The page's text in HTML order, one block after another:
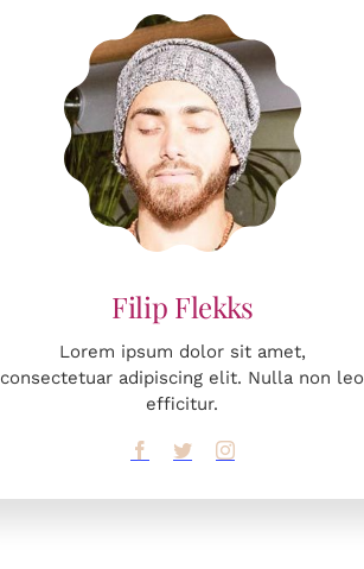
Lorem ipsum dolor sit amet,
consectetuar adipiscing elit. Nulla non leo
efficitur.